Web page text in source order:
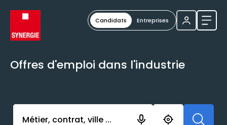
Candidats Entreprises
Offres d'emploi dans l'industrie
Activer l’élément pour lancer l’enregistrement.